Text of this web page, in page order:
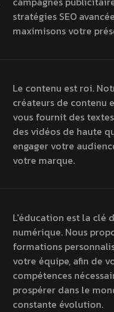
stratégies SEO
maximisons votre
Le contenu est roi.
créateurs de contenu
vous fournit des
des vidéos de haute
engager votre
votre marque.
L'éducation est la clé
numérique. Nous
formations
votre équipe, afin de
compétences
prospérer dans le
constante évolution.